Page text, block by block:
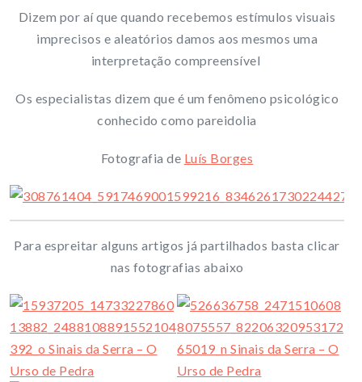
Dizem por aí que quando recebemos estímulos visuais
imprecisos e aleatórios damos aos mesmos uma
interpretação compreensível
Os especialistas dizem que é um fenômeno psicológico
conhecido como pareidolia
Fotografia de Luís Borges
Para espreitar alguns artigos já partilhados basta clicar
nas fotografias abaixo